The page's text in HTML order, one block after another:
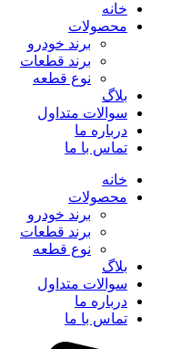
خانه
محصولات
برند خودرو
برند قطعات
نوع قطعه
بلاگ
سوالات متداول
درباره ما
تماس با ما
خانه
محصولات
برند خودرو
برند قطعات
نوع قطعه
بلاگ
سوالات متداول
درباره ما
تماس با ما